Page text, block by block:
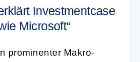
Investmentcase
Microsoft“
prominenter Makro-